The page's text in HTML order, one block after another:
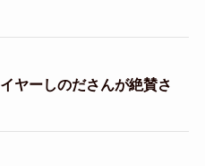
ヤーしのださんが絶賛さ